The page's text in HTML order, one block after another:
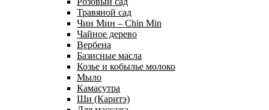
Травяной сад
Чин Мин – Chin Min
Чайное дерево
Вербена
Базисные масла
Козье и кобылье молоко
Мыло
Камасутра
Ши (Каритэ)